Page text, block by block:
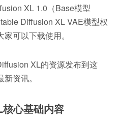
XL 1.0（Base模型
Diffusion XL VAE模型权
可以下载使用。
XL的资源发布到这
资讯。
心基础内容